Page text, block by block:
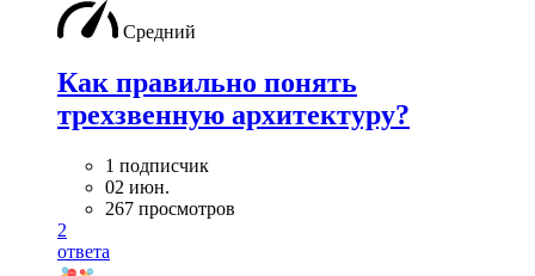
Средний
Как правильно понять
трехзвенную архитектуру?
1 подписчик
02 июн.
267 просмотров
2
ответа